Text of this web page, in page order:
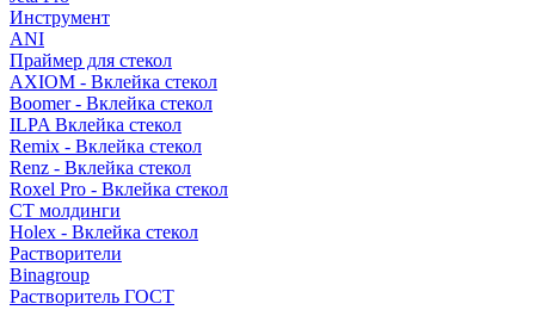
Инструмент
ANI
Праймер для стекол
AXIOM - Вклейка стекол
Boomer - Вклейка стекол
ILPA Вклейка стекол
Remix - Вклейка стекол
Renz - Вклейка стекол
Roxel Pro - Вклейка стекол
СТ молдинги
Holex - Вклейка стекол
Растворители
Binagroup
Растворитель ГОСТ